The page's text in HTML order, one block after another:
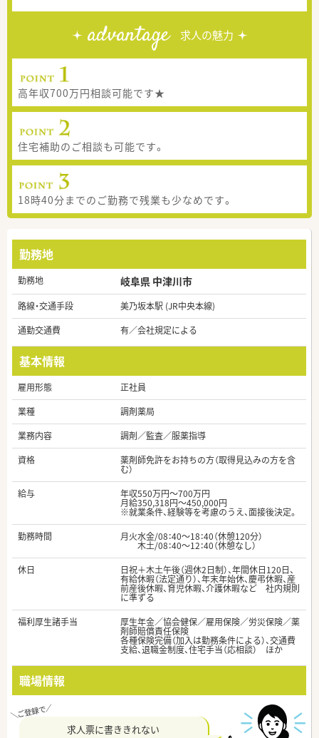
advantage 求人の魅力
高年収700万円相談可能です★
住宅補助のご相談も可能です。
18時40分までのご勤務で残業も少なめです。
勤務地
勤務地 岐阜県 中津川市
路線・交通手段
美乃坂本駅 (JR中央本線)
通勤交通費
有／会社規定による
基本情報
雇用形態
正社員
業種
調剤薬局
業務内容
調剤／監査／服薬指導
資格
薬剤師免許をお持ちの方（取得見込みの方を含
む）
給与
年収550万円～700万円
月給350,318円～450,000円
※就業条件、経験等を考慮のうえ、面接後決定。
勤務時間
月火水金/08：40～18：40（休憩120分）
木土/08：40～12：40（休憩なし）
休日
日祝＋木土午後（週休2日制）、年間休日120日、
有給休暇（法定通り）、年末年始休、慶弔休暇、産
前産後休暇、育児休暇、介護休暇など 社内規則
に準ずる
福利厚生諸手当
厚生年金／協会健保／雇用保険／労災保険／薬
剤師賠償責任保険
各種保険完備（加入は勤務条件による）、交通費
支給、退職金制度、住宅手当（応相談） ほか
職場情報
求人票に書ききれない